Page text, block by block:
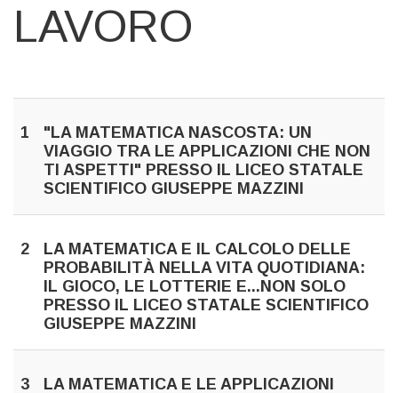
LAVORO
1
"LA MATEMATICA NASCOSTA: UN
VIAGGIO TRA LE APPLICAZIONI CHE NON
TI ASPETTI" PRESSO IL LICEO STATALE
SCIENTIFICO GIUSEPPE MAZZINI
2
LA MATEMATICA E IL CALCOLO DELLE
PROBABILITÀ NELLA VITA QUOTIDIANA:
IL GIOCO, LE LOTTERIE E...NON SOLO
PRESSO IL LICEO STATALE SCIENTIFICO
GIUSEPPE MAZZINI
3
LA MATEMATICA E LE APPLICAZIONI